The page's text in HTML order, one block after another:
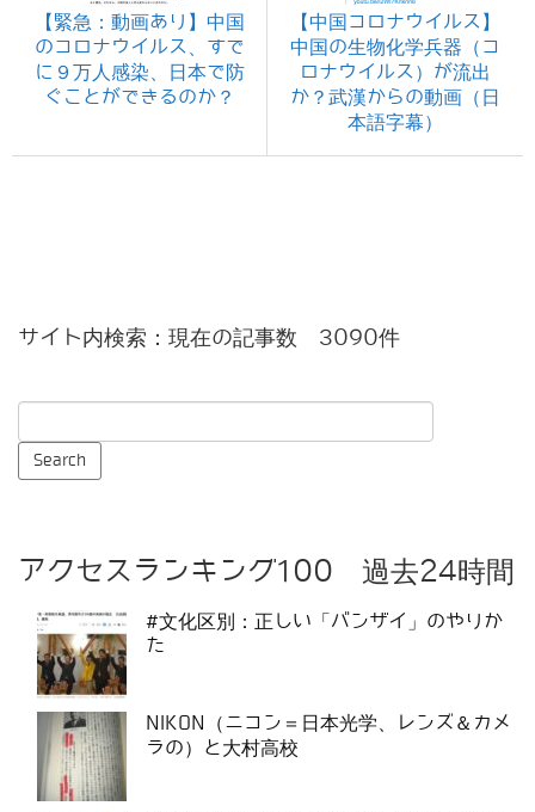
【緊急：動画あり】中国
のコロナウイルス、すで
に９万人感染、日本で防
ぐことができるのか？
【中国コロナウイルス】
中国の生物化学兵器（コ
ロナウイルス）が流出
か？武漢からの動画（日
本語字幕）
サイト内検索：現在の記事数 3090件
アクセスランキング100 過去24時間
#文化区別：正しい「バンザイ」のやりか
た
NIKON（ニコン＝日本光学、レンズ＆カメ
ラの）と大村高校